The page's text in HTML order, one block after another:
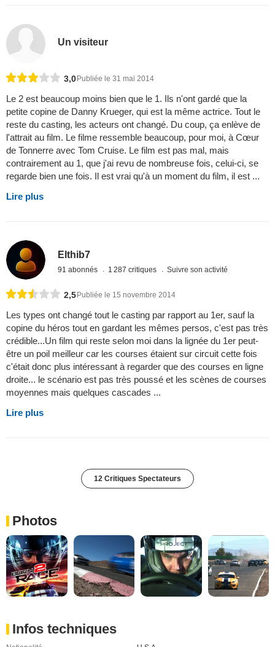
Un visiteur
3,0 Publiée le 31 mai 2014
Le 2 est beaucoup moins bien que le 1. Ils n'ont gardé que la
petite copine de Danny Krueger, qui est la même actrice. Tout le
reste du casting, les acteurs ont changé. Du coup, ça enlève de
l'attrait au film. Le filme ressemble beaucoup, pour moi, à Cœur
de Tonnerre avec Tom Cruise. Le film est pas mal, mais
contrairement au 1, que j'ai revu de nombreuse fois, celui-ci, se
regarde bien une fois. Il est vrai qu'à un moment du film, il est ...
Lire plus
Elthib7
91 abonnés 1 287 critiques Suivre son activité
2,5 Publiée le 15 novembre 2014
Les types ont changé tout le casting par rapport au 1er, sauf la
copine du héros tout en gardant les mêmes persos, c'est pas très
crédible...Un film qui reste selon moi dans la lignée du 1er peut-
être un poil meilleur car les courses étaient sur circuit cette fois
c'était donc plus intéressant à regarder que des courses en ligne
droite... le scénario est pas très poussé et les scènes de courses
moyennes mais quelques cascades ...
Lire plus
12 Critiques Spectateurs
Photos
Infos techniques